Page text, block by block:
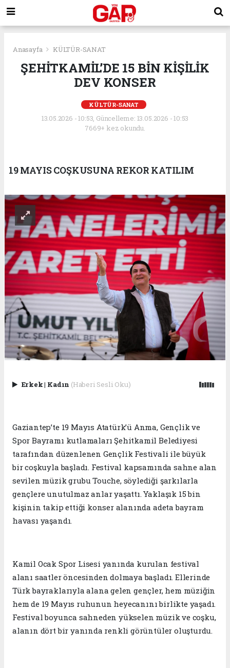
Anasayfa KÜLTÜR-SANAT
ŞEHİTKAMİL’DE 15 BİN KİŞİLİK
DEV KONSER
KÜLTÜR-SANAT
13.05.2026 - 10:53, Güncelleme: 13.05.2026 - 10:53
7669+ kez okundu.
19 MAYIS COŞKUSUNA REKOR KATILIM
Erkek| Kadın (Haberi Sesli Oku)
Gaziantep’te 19 Mayıs Atatürk’ü Anma, Gençlik ve
Spor Bayramı kutlamaları Şehitkamil Belediyesi
tarafından düzenlenen Gençlik Festivali ile büyük
bir coşkuyla başladı. Festival kapsamında sahne alan
sevilen müzik grubu Touche, söylediği şarkılarla
gençlere unutulmaz anlar yaşattı. Yaklaşık 15 bin
kişinin takip ettiği konser alanında adeta bayram
havası yaşandı.
Kamil Ocak Spor Lisesi yanında kurulan festival
alanı saatler öncesinden dolmaya başladı. Ellerinde
Türk bayraklarıyla alana gelen gençler, hem müziğin
hem de 19 Mayıs ruhunun heyecanını birlikte yaşadı.
Festival boyunca sahneden yükselen müzik ve coşku,
alanın dört bir yanında renkli görüntüler oluşturdu.